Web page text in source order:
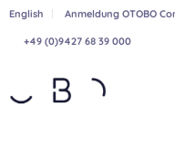
English Anmeldung OTOBO
+49 (0)9427 68 39 000